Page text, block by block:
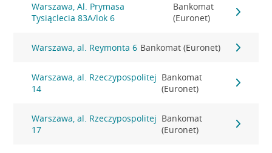
Warszawa, Al. Prymasa
Tysiąclecia 83A/lok 6
Bankomat
(Euronet)
Warszawa, al. Reymonta 6 Bankomat (Euronet)
Warszawa, al. Rzeczypospolitej
14
Bankomat
(Euronet)
Warszawa, al. Rzeczypospolitej
17
Bankomat
(Euronet)